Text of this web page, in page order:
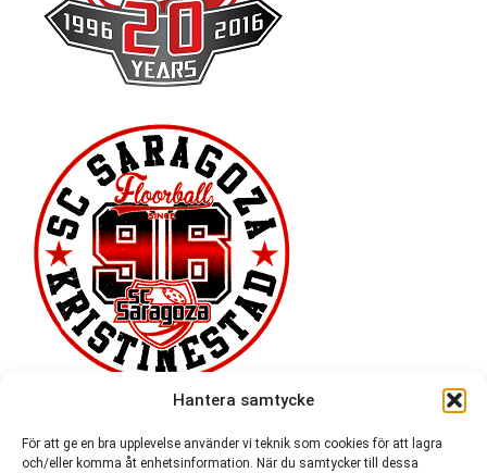
Hantera samtycke
För att ge en bra upplevelse använder vi teknik som cookies för att lagra
och/eller komma åt enhetsinformation. När du samtycker till dessa